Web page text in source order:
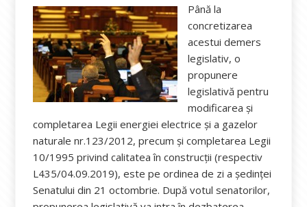
Până la
concretizarea
acestui demers
legislativ, o
propunere
legislativă pentru
modificarea şi
completarea Legii energiei electrice şi a gazelor
naturale nr.123/2012, precum și completarea Legii
10/1995 privind calitatea în construcții (respectiv
L435/04.09.2019), este pe ordinea de zi a ședinței
Senatului din 21 octombrie. După votul senatorilor,